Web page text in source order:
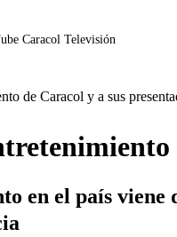
Caracol Televisión
de Caracol y a sus
en el país viene